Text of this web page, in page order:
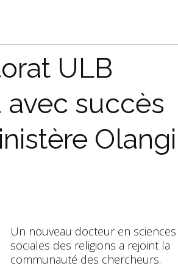
ULB
succès
Olangi
Un nouveau docteur en sciences
sociales des religions a rejoint la
communauté des chercheurs.